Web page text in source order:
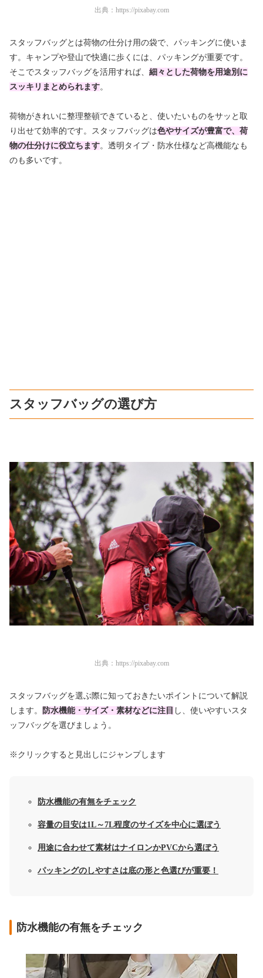
出典： https://pixabay.com
スタッフバッグとは荷物の仕分け用の袋で、パッキングに使いま
す。キャンプや登山で快適に歩くには、パッキングが重要です。
そこでスタッフバッグを活用すれば、 細々とした荷物を用途別に
スッキリまとめられます。
荷物がきれいに整理整頓できていると、使いたいものをサッと取
り出せて効率的です。スタッフバッグは色やサイズが豊富で、荷
物の仕分けに役立ちます。透明タイプ・防水仕様など高機能なも
のも多いです。
スタッフバッグの選び方
出典： https://pixabay.com
スタッフバッグを選ぶ際に知っておきたいポイントについて解説
します。
防水機能・サイズ・素材などに注目 し、使いやすいスタ
ッフバッグを選びましょう。
※クリックすると見出しにジャンプします
防水機能の有無をチェック
容量の目安は1L～7L程度のサイズを中心に選ぼう
用途に合わせて素材はナイロンかPVCから選ぼう
パッキングのしやすさは底の形と色選びが重要！
防水機能の有無をチェック